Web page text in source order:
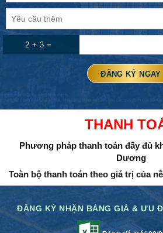
2 + 3 =
THANH
Phương pháp thanh toán đầy đủ
Dương
Toàn bộ thanh toán theo giá trị của
ĐĂNG KÝ NHẬN BẢNG GIÁ & ƯU